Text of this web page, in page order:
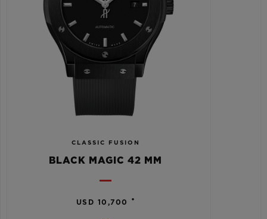
CLASSIC FUSION
BLACK MAGIC 42 MM
USD 10,700 •